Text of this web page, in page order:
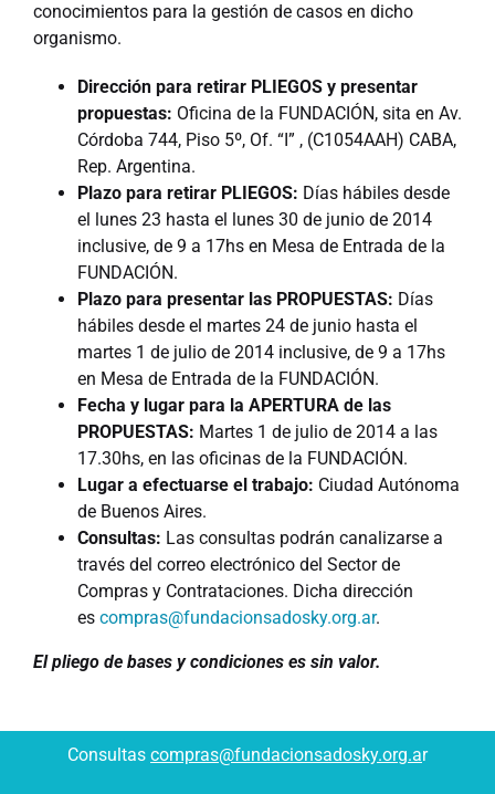
conocimientos para la gestión de casos en dicho
organismo.
Dirección para retirar PLIEGOS y presentar
propuestas: Oficina de la FUNDACIÓN, sita en Av.
Córdoba 744, Piso 5º, Of. “I” , (C1054AAH) CABA,
Rep. Argentina.
Plazo para retirar PLIEGOS: Días hábiles desde
el lunes 23 hasta el lunes 30 de junio de 2014
inclusive, de 9 a 17hs en Mesa de Entrada de la
FUNDACIÓN.
Plazo para presentar las PROPUESTAS: Días
hábiles desde el martes 24 de junio hasta el
martes 1 de julio de 2014 inclusive, de 9 a 17hs
en Mesa de Entrada de la FUNDACIÓN.
Fecha y lugar para la APERTURA de las
PROPUESTAS: Martes 1 de julio de 2014 a las
17.30hs, en las oficinas de la FUNDACIÓN.
Lugar a efectuarse el trabajo: Ciudad Autónoma
de Buenos Aires.
Consultas: Las consultas podrán canalizarse a
través del correo electrónico del Sector de
Compras y Contrataciones. Dicha dirección
es compras@fundacionsadosky.org.ar.
El pliego de bases y condiciones es sin valor.
Consultas compras@fundacionsadosky.org.ar